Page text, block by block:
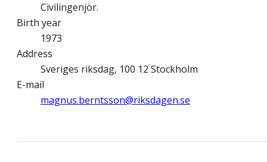
Civilingenjör.
Birth year
1973
Address
Sveriges riksdag, 100 12 Stockholm
E-mail
magnus.berntsson@­riksdagen.se